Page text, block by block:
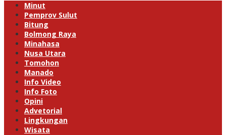
Minut
Pemprov Sulut
Bitung
Bolmong Raya
Minahasa
Nusa Utara
Tomohon
Manado
Info Video
Info Foto
Opini
Advetorial
Lingkungan
Wisata